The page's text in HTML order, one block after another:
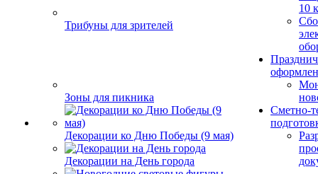
Трибуны для зрителей
Зоны для пикника
Декорации ко Дню Победы (9 мая)
Декорации на День города
10
Сметно-